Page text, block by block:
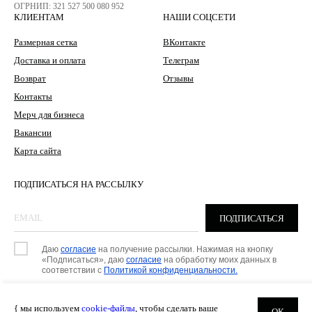
{ мы используем cookie-файлы, чтобы сделать ваше
ОГРНИП: 321 527 500 080 952
КЛИЕНТАМ
Размерная сетка
Доставка и оплата
Возврат
Контакты
Мерч для бизнеса
Вакансии
Карта сайта
НАШИ СОЦСЕТИ
ВКонтакте
Телеграм
Отзывы
ПОДПИСАТЬСЯ НА РАССЫЛКУ
Даю согласие на получение рассылки. Нажимая на кнопку
«Подписаться», даю согласие на обработку моих данных в
соответствии с Политикой конфиденциальности.
ПОДПИСАТЬСЯ